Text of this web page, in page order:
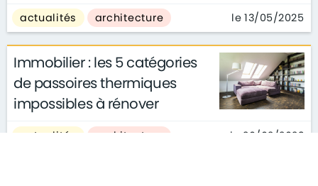
actualités architecture le 13/05/2025
Immobilier : les 5 catégories
de passoires thermiques
impossibles à rénover
actualités architecture le 20/02/2023